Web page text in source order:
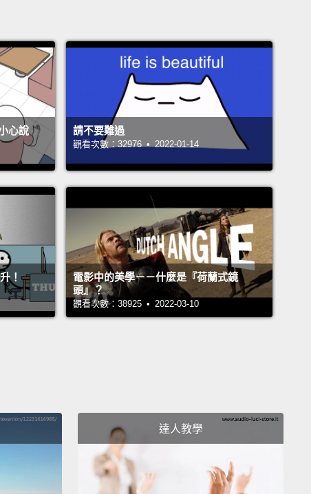
見這輛展示車喚醒了對於它的傳奇祖先─1984年的
的記憶。這輛車的底盤是由現代有力的奧迪RS-
像是它的1984年的前身，這輛2010展示車也是兩人
主要是鋁製的，而引擎蓋，後艙和其他的部分是碳纖
the Audi Quattro Concept weights just 1,300
or 2866.01 pounds, almost exactly the same as
Quattro from 1984.The light weight's know-
the Quattro Concept bodywill characterize Audi's
production model portfolio in the future.
迪Quattro概念車重僅有1,300公斤，或是2866.01英
跟1984年的Sports Quattro一樣重。Quattro概念車車
的知識將代表未來的奧迪整個生產型號計畫。
uses the latest evolutionary stage of the Quattro
all-wheel drive system
概念車裡，縱向的FSI渦輪引擎加速從每小時0到
心說
請不要難過
觀看次數：32976 • 2022-01-14
！
電影中的美學－－什麼是『荷蘭式鏡
頭』？
觀看次數：38925 • 2022-03-10
達人教學